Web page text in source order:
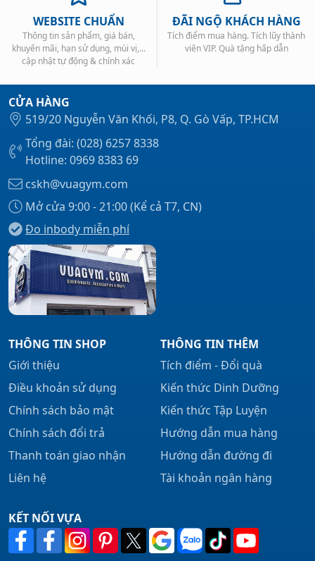
Hấp thụ nhanh và tiêu hóa dễ dàng
Sản phẩm có khả năng hấp thụ nhanh và tiêu hóa dễ
dàng. Whey isolate được tinh chế để loại bỏ các tạp
chất và lactose, giúp protein được hấp thụ nhanh
chóng và tiêu hóa dễ dàng trong cơ thể.
Hỗ trợ phục hồi sau tập luyện
Sản phẩm hỗ trợ quá trình phục hồi sau tập luyện.
Protein có vai trò quan trọng trong việc tái tạo và
phục hồi cơ bắp sau khi tập luyện. 100% Whey Isolate
cung cấp nguồn protein tốt cho quá trình phục hồi,
giúp cơ bắp nhanh chóng hồi phục và sẵn sàng cho
buổi tập tiếp theo.
WEBSITE CHUẨN
Thông tin sản phẩm, giá bán,
khuyến mãi, hạn sử dụng, mùi vị,...
cập nhật tự động & chính xác
ĐÃI NGỘ KHÁCH HÀNG
Tích điểm mua hàng. Tích lũy thành
viên VIP. Quà tặng hấp dẫn
CỬA HÀNG
519/20 Nguyễn Văn Khối, P8, Q. Gò Vấp, TP.HCM
Tổng đài: (028) 6257 8338
Hotline: 0969 8383 69
cskh@vuagym.com
Mở cửa 9:00 - 21:00 (Kể cả T7, CN)
Đo inbody miễn phí
THÔNG TIN SHOP
Giới thiệu
Điều khoản sử dụng
Chính sách bảo mật
Chính sách đổi trả
Thanh toán giao nhận
Liên hệ
THÔNG TIN THÊM
Tích điểm - Đổi quà
Kiến thức Dinh Dưỡng
Kiến thức Tập Luyện
Hướng dẫn mua hàng
Hướng dẫn đường đi
Tài khoản ngân hàng
KẾT NỐI VỰA